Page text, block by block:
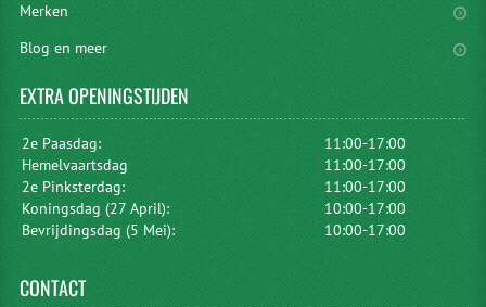
Merken
Blog en meer
EXTRAOPENINGSTIJDEN
2e Paasdag:
11:00-17:00
Hemelvaartsdag
11:00-17:00
2e Pinksterdag:
11:00-17:00
Koningsdag (27 April):
10:00-17:00
Bevrijdingsdag (5 Mei):
10:00-17:00
CONTACT